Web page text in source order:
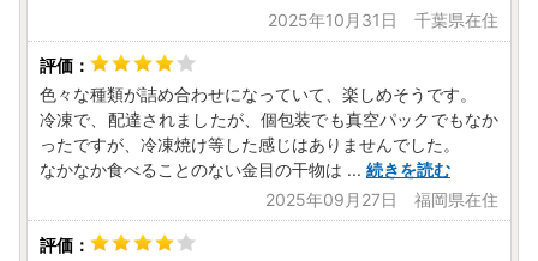
2025年10月31日 千葉県在住
色々な種類が詰め合わせになっていて、楽しめそうです。
冷凍で、配達されましたが、個包装でも真空パックでもなか
ったですが、冷凍焼け等した感じはありませんでした。
なかなか食べることのない金目の干物は ... 続きを読む
2025年09月27日 福岡県在住